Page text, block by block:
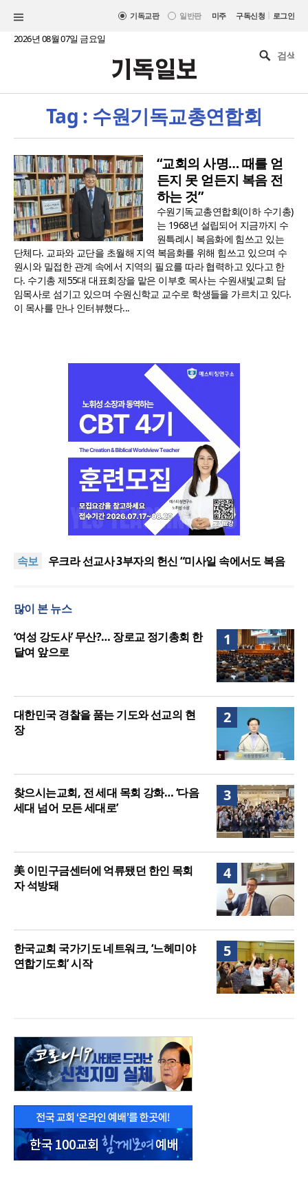
기독교판 일반판 미주 구독신청 | 로그인
2026년 08월 07일 금요일
Tag : 수원기독교총연합회
“교회의 사명… 때를 얻
든지 못 얻든지 복음 전
하는 것”
수원기독교총연합회(이하 수기총)
는 1968년 설립되어 지금까지 수
원특례시 복음화에 힘쓰고 있는
단체다. 교파와 교단을 초월해 지역 복음화를 위해 힘쓰고 있으며 수
원시와 밀접한 관계 속에서 지역의 필요를 따라 협력하고 있다고 한
다. 수기총 제55대 대표회장을 맡은 이부호 목사는 수원새빛교회 담
임목사로 섬기고 있으며 수원신학교 교수로 학생들을 가르치고 있다.
이 목사를 만나 인터뷰했다...
속보
[최원호 목사의 영혼의 양식 63] 말씀은 같은데 왜 열
우크라 선교사 3부자의 헌신 “미사일 속에서도 복음
강력 반발
[최원호 목사의 영혼의 양식 63] 말씀은 같은데 왜 열
美 이민구금센터에 억류됐던 한인 목회자 석방돼
많이 본 뉴스
1
‘여성 강도사’ 무산?… 장로교 정기총회 한
달여 앞으로
2
대한민국 경찰을 품는 기도와 선교의 현
장
3
찾으시는교회, 전 세대 목회 강화… ‘다음
세대 넘어 모든 세대로’
4
美 이민구금센터에 억류됐던 한인 목회
자 석방돼
5
한국교회 국가기도 네트워크, ‘느헤미야
연합기도회’ 시작